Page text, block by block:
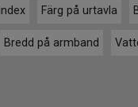
Index Färg på urtavla
Bredd på armband